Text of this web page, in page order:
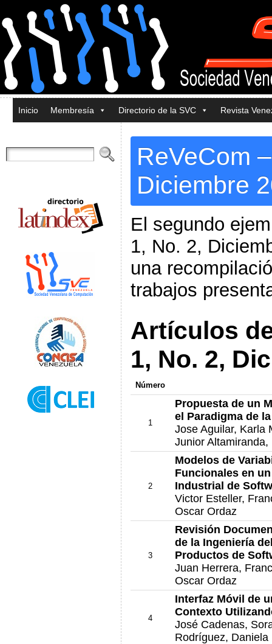
Inicio Membresía Directorio de la SVC Revista
ReVeCom
Diciembre
El segundo
1, No. 2,
una
trabajos
Artículos
1, No. 2,
Número
1
Propuesta de un
el Paradigma de
Jose Aguilar, Karla
Junior
2
Modelos de
Funcionales en
Industrial de
Victor Esteller,
Oscar Ordaz
3
Revisión
de la Ingeniería
Productos de
Juan Herrera,
Oscar Ordaz
4
Interfaz Móvil de
Contexto
José Cadenas,
Rodríguez,